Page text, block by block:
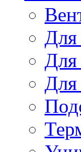
Для
Для
Для